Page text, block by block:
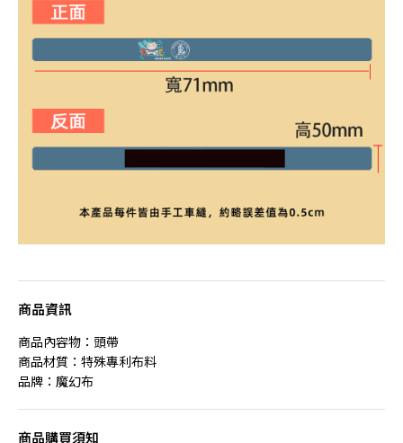
商品資訊
商品內容物：頭帶
商品材質：特殊專利布料
品牌：魔幻布
商品購買須知